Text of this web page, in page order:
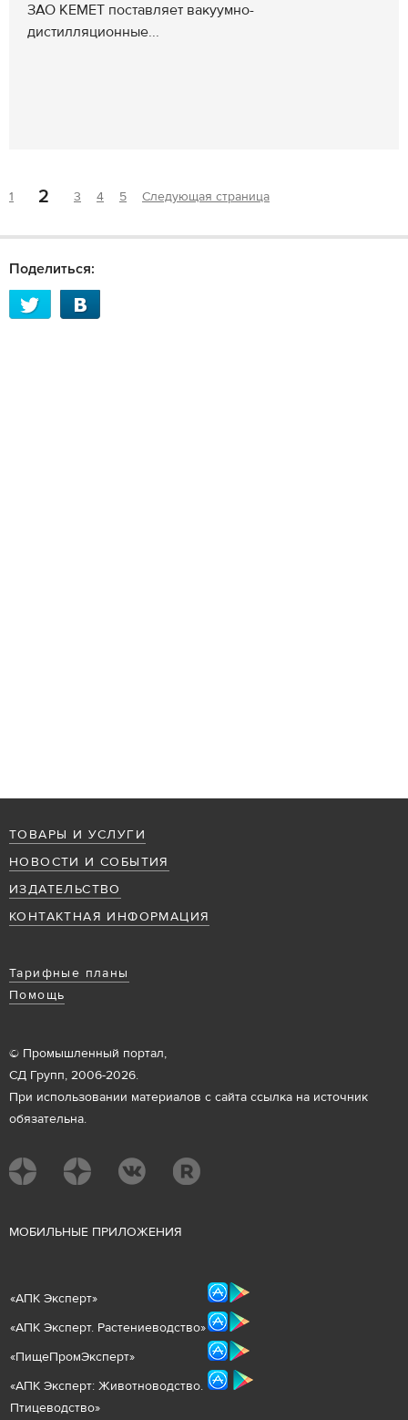
ЗАО КЕМЕТ поставляет вакуумно-
дистилляционные...
1 2 3 4 5 Следующая страница
Поделиться:
ТОВАРЫ И УСЛУГИ
НОВОСТИ И СОБЫТИЯ
ИЗДАТЕЛЬСТВО
КОНТАКТНАЯ ИНФОРМАЦИЯ
Тарифные планы
Помощь
© Промышленный портал,
СД Групп, 2006-2026.
При использовании материалов с сайта ссылка на источник
обязательна.
МОБИЛЬНЫЕ ПРИЛОЖЕНИЯ
«АПК Эксперт»
«АПК Эксперт. Растениеводство»
«ПищеПромЭксперт»
«АПК Эксперт: Животноводство.
Птицеводство»